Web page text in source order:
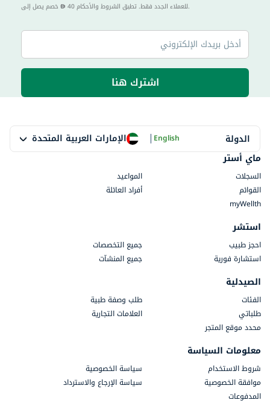
40 للعملاء الجدد فقط. تطبق الشروط والأحكام.
اشترك هنا
الدولة الإمارات العربية المتحدة |English
ماي أستر
السجلات
المواعيد
القوائم
أفراد العائلة
myWellth
استشر
احجز طبيب
جميع التخصصات
استشارة فورية
جميع المنشآت
الصيدلية
الفئات
طلب وصفة طبية
طلباتي
العلامات التجارية
محدد موقع المتجر
معلومات السياسة
شروط الاستخدام
سياسة الخصوصية
موافقة الخصوصية
سياسة الإرجاع والاسترداد
المدفوعات